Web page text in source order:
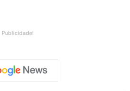
Publicidade!